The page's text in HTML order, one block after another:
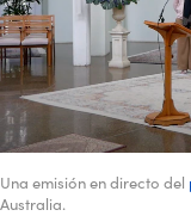
Una emisión en directo del
Australia.